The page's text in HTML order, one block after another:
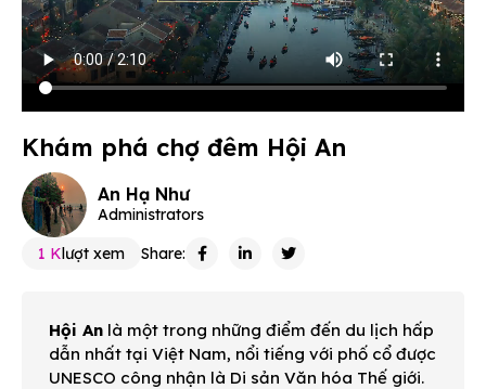
Khám phá chợ đêm Hội An
An Hạ Như
Administrators
1 Klượt xem Share:
Hội An là một trong những điểm đến du lịch hấp
dẫn nhất tại Việt Nam, nổi tiếng với phố cổ được
UNESCO công nhận là Di sản Văn hóa Thế giới.